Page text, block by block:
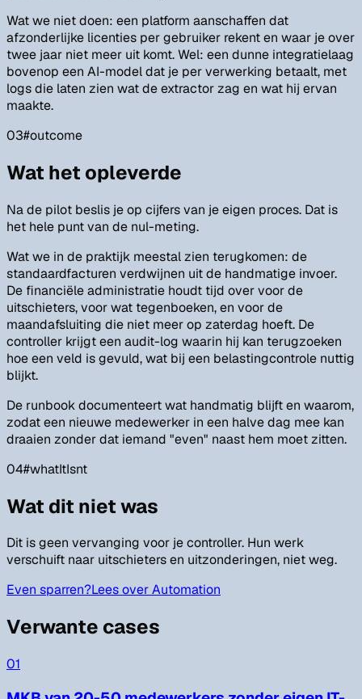
Wat we niet doen: een platform aanschaffen dat
afzonderlijke licenties per gebruiker rekent en waar je over
twee jaar niet meer uit komt. Wel: een dunne integratielaag
bovenop een AI-model dat je per verwerking betaalt, met
logs die laten zien wat de extractor zag en wat hij ervan
maakte.
03#outcome
Wat het opleverde
Na de pilot beslis je op cijfers van je eigen proces. Dat is
het hele punt van de nul-meting.
Wat we in de praktijk meestal zien terugkomen: de
standaardfacturen verdwijnen uit de handmatige invoer.
De financiële administratie houdt tijd over voor de
uitschieters, voor wat tegenboeken, en voor de
maandafsluiting die niet meer op zaterdag hoeft. De
controller krijgt een audit-log waarin hij kan terugzoeken
hoe een veld is gevuld, wat bij een belastingcontrole nuttig
blijkt.
De runbook documenteert wat handmatig blijft en waarom,
zodat een nieuwe medewerker in een halve dag mee kan
draaien zonder dat iemand "even" naast hem moet zitten.
04#whatItIsnt
Wat dit niet was
Dit is geen vervanging voor je controller. Hun werk
verschuift naar uitschieters en uitzonderingen, niet weg.
Even sparren?Lees over Automation
Verwante cases
01